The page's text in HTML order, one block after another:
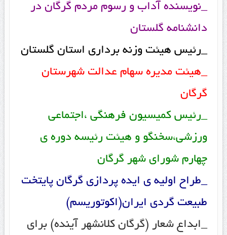
_نویسنده آداب و رسوم مردم گرگان در
دانشنامه گلستان
_رئیس هیئت وزنه برداری استان گلستان
_هیئت مدیره سهام عدالت شهرستان
گرگان
_رئیس کمیسیون فرهنگی ،اجتماعی
ورزشی،سخنگو و هیئت رئیسه دوره ی
چهارم شورای شهر گرگان
_طراح اولیه ی ایده پردازی گرگان پایتخت
طبیعت گردی ایران(اکوتوریسم)
_ابداع شعار (گرگان کلانشهر آینده) برای